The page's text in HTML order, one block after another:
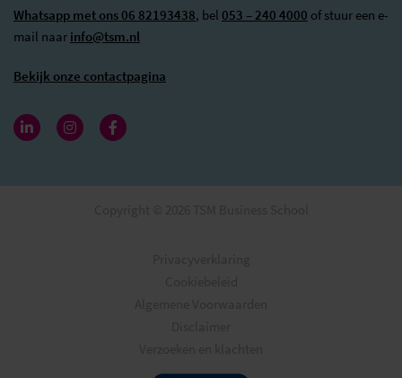
Whatsapp met ons 06 82193438, bel 053 – 240 4000 of stuur een e-
mail naar info@tsm.nl
Bekijk onze contactpagina